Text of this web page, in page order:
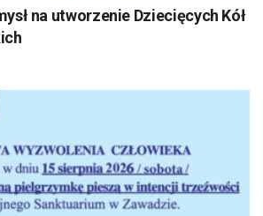
na utworzenie Dziecięcych Kół